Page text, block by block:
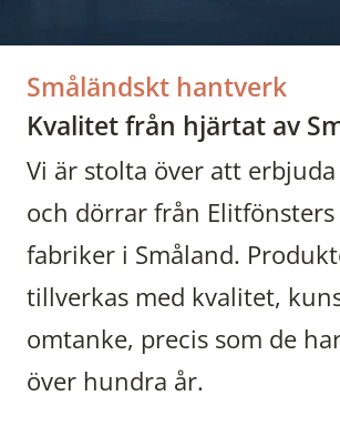
Småländskt hantverk
Kvalitet från hjärtat av
Vi är stolta över att
och dörrar från Elitfönsters
fabriker i Småland.
tillverkas med kvalitet,
omtanke, precis som de
över hundra år.